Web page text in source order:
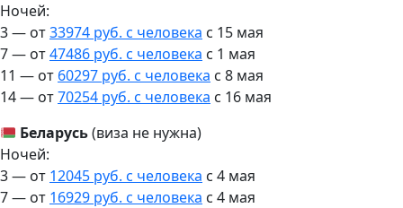
Ночей:
3 — от33974 руб. с человека c 15 мая
7 — от47486 руб. с человека c 1 мая
11 — от 60297 руб. с человека c 8 мая
14 — от70254 руб. с человека c 16 мая
Беларусь(виза не нужна)
Ночей:
3 — от 12045 руб. с человека c 4 мая
7 — от 16929 руб. с человека c 4 мая